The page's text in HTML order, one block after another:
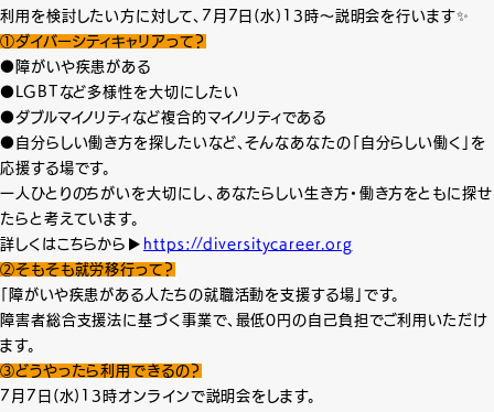
利用を検討したい方に対して、7月7日(水)13時〜説明会を行います✨
①ダイバーシティキャリアって？
●障がいや疾患がある
●LGBTなど多様性を大切にしたい
●ダブルマイノリティなど複合的マイノリティである
●自分らしい働き方を探したいなど、そんなあなたの「自分らしい働く」を
応援する場です。
一人ひとりのちがいを大切にし、あなたらしい生き方・働き方をともに探せ
たらと考えています。
詳しくはこちらから▶️️ https://diversitycareer.org
②そもそも就労移行って？
「障がいや疾患がある人たちの就職活動を支援する場」です。
障害者総合支援法に基づく事業で、最低0円の自己負担でご利用いただけ
ます。
③どうやったら利用できるの？
7月7日(水)13時オンラインで説明会をします。